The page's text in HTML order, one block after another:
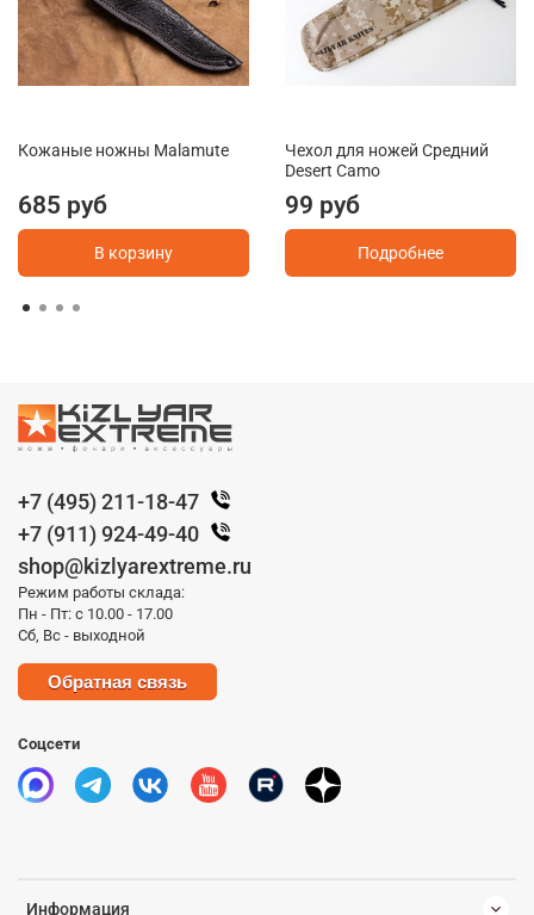
Кожаные ножны Malamute
685 руб
В корзину
Чехол для ножей Средний
Desert Camo
99 руб
Подробнее
Информация
+7 (495) 211-18-47
+7 (911) 924-49-40
shop@kizlyarextreme.ru
Режим работы склада:
Пн - Пт: с 10.00 - 17.00
Сб, Вс - выходной
Обратная связь
Соцсети